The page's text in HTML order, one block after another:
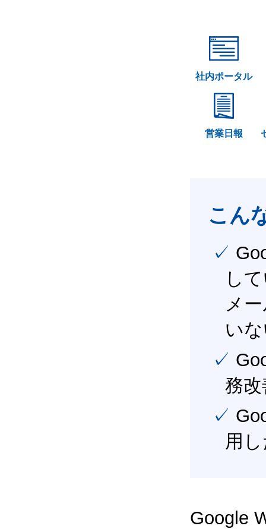
社内ポータル
営業日報
こん
✓ Google Workspace（旧G Suite） を社内で導入
し
メ
い
✓ Google Workspace（旧G Suite） を活用し、業
務
✓ Google Workspace（旧G Suite） を最大限に活
用
Google